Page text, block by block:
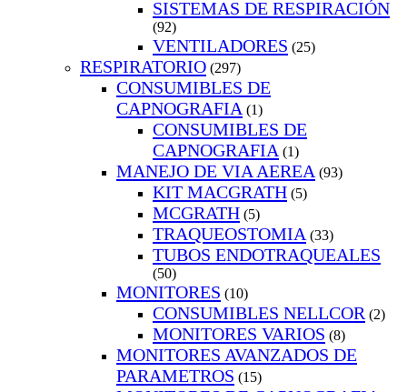
SISTEMAS DE RESPIRACIÓN
(92)
VENTILADORES (25)
RESPIRATORIO (297)
CONSUMIBLES DE
CAPNOGRAFIA (1)
CONSUMIBLES DE
CAPNOGRAFIA (1)
MANEJO DE VIA AEREA (93)
KIT MACGRATH (5)
MCGRATH (5)
TRAQUEOSTOMIA (33)
TUBOS ENDOTRAQUEALES
(50)
MONITORES (10)
CONSUMIBLES NELLCOR (2)
MONITORES VARIOS (8)
MONITORES AVANZADOS DE
PARAMETROS (15)